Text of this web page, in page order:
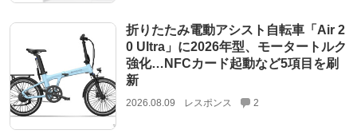
折りたたみ電動アシスト自転車「Air 2
0 Ultra」に2026年型、モータートルク
強化…NFCカード起動など5項目を刷
新
2026.08.09 レスポンス 2